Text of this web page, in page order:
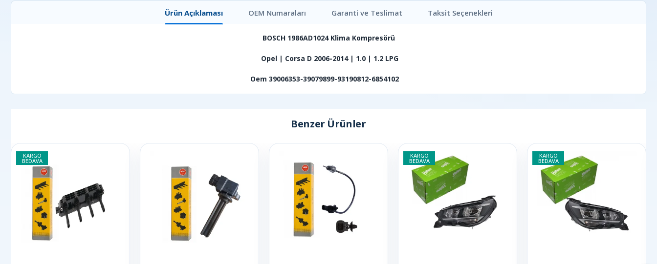
Ürün Açıklaması Garanti ve Teslimat Taksit Seçenekleri
OEM Numaraları
BOSCH 1986AD1024 Klima Kompresörü
Opel | Corsa D 2006-2014 | 1.0 | 1.2 LPG
Oem 39006353-39079899-93190812-6854102
Benzer Ürünler
KARGO
BEDAVA
KARGO
BEDAVA
KARGO
BEDAVA